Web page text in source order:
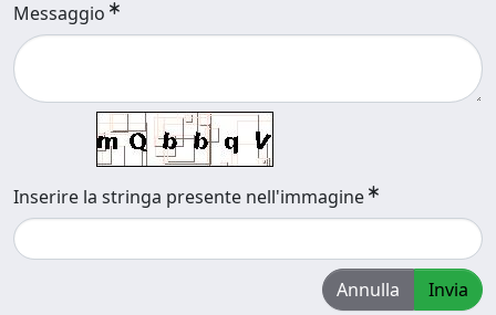
Messaggio
Inserire la stringa presente nell'immagine
Annulla Invia